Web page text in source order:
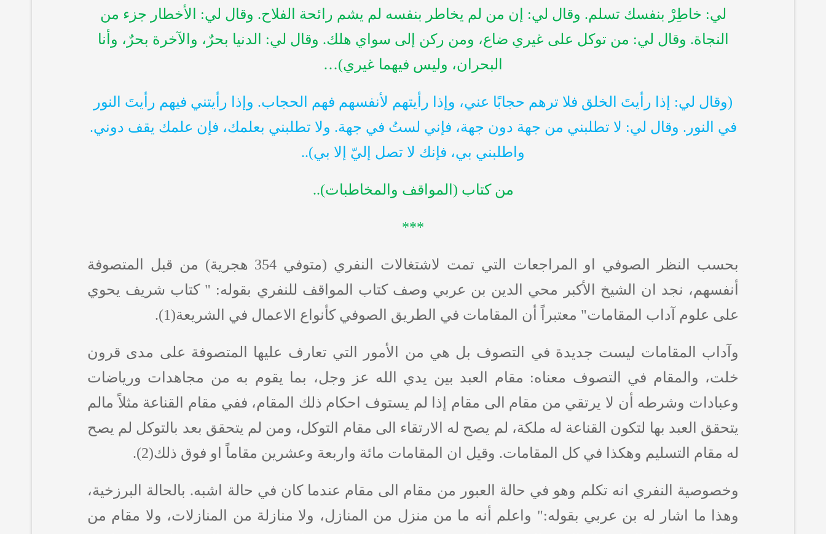
لي: خاطِرْ بنفسك تسلم. وقال لي: إن من لم يخاطر بنفسه لم يشم رائحة الفلاح. وقال لي: الأخطار جزء من
النجاة. وقال لي: من توكل على غيري ضاع، ومن ركن إلى سواي هلك. وقال لي: الدنيا بحرٌ، والآخرة بحرٌ، وأنا
البحران، وليس فيهما غيري)…
(وقال لي: إذا رأيتَ الخلق فلا ترهم حجابًا عني، وإذا رأيتهم لأنفسهم فهم الحجاب. وإذا رأيتني فيهم رأيتَ النور
في النور. وقال لي: لا تطلبني من جهة دون جهة، فإني لستُ في جهة. ولا تطلبني بعلمك، فإن علمك يقف دوني.
واطلبني بي، فإنك لا تصل إليّ إلا بي)..
من كتاب (المواقف والمخاطبات)..
***
بحسب النظر الصوفي او المراجعات التي تمت لاشتغالات النفري (متوفي 354 هجرية) من قبل المتصوفة
أنفسهم، نجد ان الشيخ الأكبر محي الدين بن عربي وصف كتاب المواقف للنفري بقوله: " كتاب شريف يحوي
على علوم آداب المقامات" معتبراً أن المقامات في الطريق الصوفي كأنواع الاعمال في الشريعة(1).
وآداب المقامات ليست جديدة في التصوف بل هي من الأمور التي تعارف عليها المتصوفة على مدى قرون
خلت، والمقام في التصوف معناه: مقام العبد بين يدي الله عز وجل، بما يقوم به من مجاهدات ورياضات
وعبادات وشرطه أن لا يرتقي من مقام الى مقام إذا لم يستوف احكام ذلك المقام، ففي مقام القناعة مثلاً مالم
يتحقق العبد بها لتكون القناعة له ملكة، لم يصح له الارتقاء الى مقام التوكل، ومن لم يتحقق بعد بالتوكل لم يصح
له مقام التسليم وهكذا في كل المقامات. وقيل ان المقامات مائة واربعة وعشرين مقاماً او فوق ذلك(2).
وخصوصية النفري انه تكلم وهو في حالة العبور من مقام الى مقام عندما كان في حالة اشبه. بالحالة البرزخية،
وهذا ما اشار له بن عربي بقوله:" واعلم أنه ما من منزل من المنازل، ولا منازلة من المنازلات، ولا مقام من